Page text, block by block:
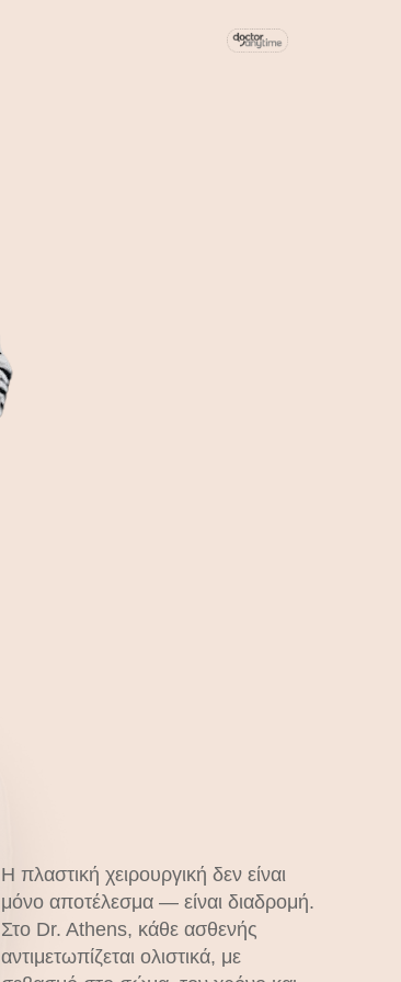
Η πλαστική χειρουργική δεν είναι
μόνο αποτέλεσμα — είναι διαδρομή.
Στο Dr. Athens, κάθε ασθενής
αντιμετωπίζεται ολιστικά, με